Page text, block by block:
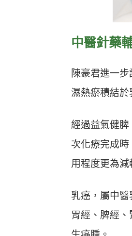
中醫針藥
陳豪君進一
濕熱瘀積結
經過益氣健
次化療完成
用程度更為減
乳癌，屬中
胃經、脾經